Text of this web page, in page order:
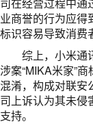
业商誉的行为应得
标识容易导致消费
综上，小米通
涉案“MIKA米家”
混淆，构成对联安
司上诉认为其未侵
支持。